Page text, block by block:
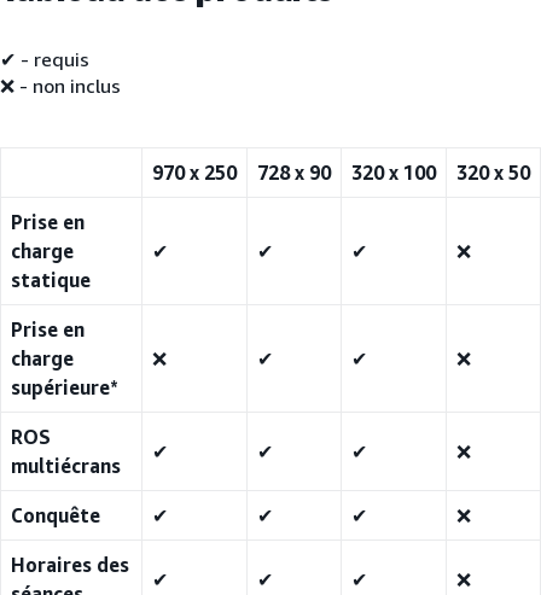
✔ - requis
❌ - non inclus
970 x 250 728 x 90 320 x 100 320 x 50
Prise en
charge
statique
✔ ✔ ✔ ❌
Prise en
charge
supérieure*
❌ ✔ ✔ ❌
ROS
multiécrans
✔ ✔ ✔ ❌
Conquête ✔ ✔ ✔ ❌
Horaires des
✔ ✔ ✔ ❌